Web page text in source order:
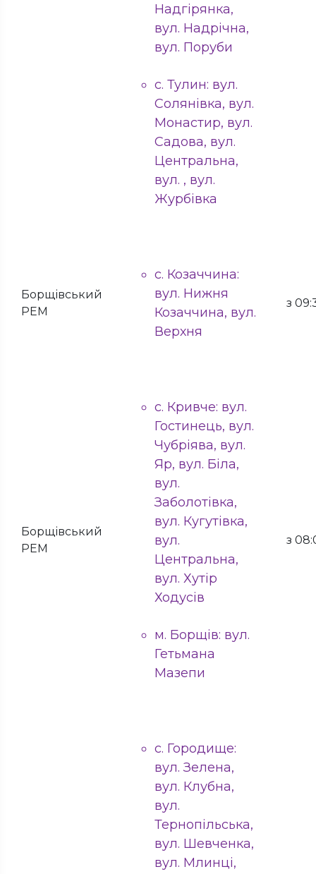
Надгірянка,
вул. Надрічна,
вул. Поруби
с. Тулин: вул.
Солянівка, вул.
Монастир, вул.
Садова, вул.
Центральна,
вул. , вул.
Журбівка
Борщівський
РЕМ
с. Козаччина:
вул. Нижня
Козаччина, вул.
Верхня
з
Борщівський
РЕМ
с. Кривче: вул.
Гостинець, вул.
Чубріява, вул.
Яр, вул. Біла,
вул.
Заболотівка,
вул. Кугутівка,
вул.
Центральна,
вул. Хутір
Ходусів
м. Борщів: вул.
Гетьмана
Мазепи
з
с. Городище:
вул. Зелена,
вул. Клубна,
вул.
Тернопільська,
вул. Шевченка,
вул. Млинці,